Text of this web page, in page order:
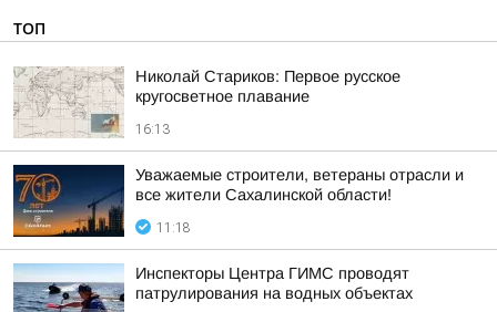
ТОП
Николай Стариков: Первое русское
кругосветное плавание
16:13
Уважаемые строители, ветераны отрасли и
все жители Сахалинской области!
11:18
Инспекторы Центра ГИМС проводят
патрулирования на водных объектах